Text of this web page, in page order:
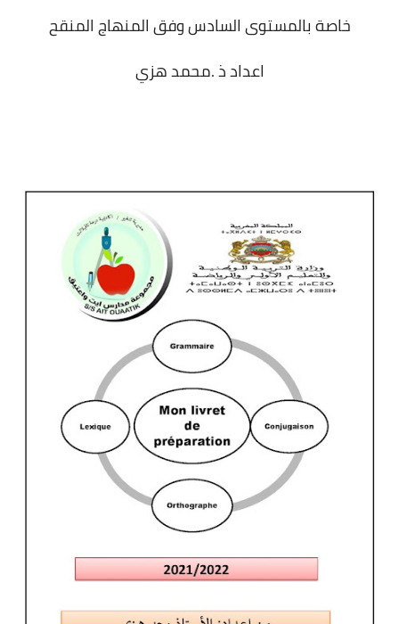
خاصة بالمستوى السادس وفق المنهاج المنقح
اعداد ذ .محمد هزي